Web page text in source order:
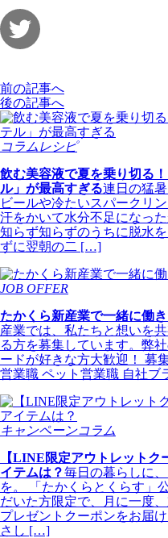
前の記事へ
後の記事へ
コラムレシピ
飲む美容液で夏を乗り切る
ル」が最高すぎる連日の猛
ビールや冷たいスパークリ
汗をかいて水分不足になっ
知らず知らずのうちに脱水
ずに翌朝の二 […]
JOB OFFER
たかくら新産業で一緒に働
産業では、私たちと想いを
る方を募集しています。弊
ードが好きな方大歓迎！ 募
営業職 ペット営業職 自社
キャンペーンコラム
【LINE限定アウトレットク
イテムは？毎日の暮らしに
を。 「たかくらとくらす」
だいた方限定で、月に一度
プレゼントクーポンをお届
さし […]